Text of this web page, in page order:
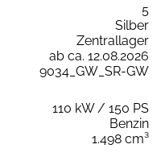
5
Silber
Zentrallager
ab ca. 12.08.2026
9034_GW_SR-GW
110 kW / 150 PS
Benzin
1.498 cm³